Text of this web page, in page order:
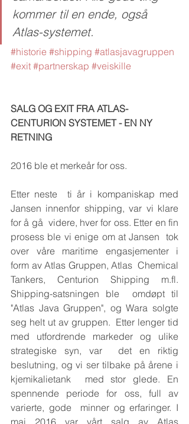
kommer til en ende, også
Atlas-systemet.
#historie #shipping #atlasjavagruppen
#exit #partnerskap #veiskille
SALG OG EXIT FRA ATLAS-
CENTURION SYSTEMET - EN NY
RETNING
2016 ble et merkeår for oss.
Etter neste  ti år i kompaniskap med
Jansen innenfor shipping, var vi klare
for å gå  videre, hver for oss. Etter en fin
prosess ble vi enige om at Jansen  tok
over våre maritime engasjementer i
form av Atlas Gruppen, Atlas  Chemical
Tankers, Centurion Shipping m.fl.
Shipping-satsningen ble  omdøpt til
"Atlas Java Gruppen", og Wara solgte
seg helt ut av gruppen.  Etter lenger tid
med utfordrende markeder og ulike
strategiske syn, var  det en riktig
beslutning, og vi ser tilbake på årene i
kjemikalietank  med stor glede. En
spennende periode for oss, full av
varierte, gode  minner og erfaringer. I
mai 2016 var vårt salg av Atlas